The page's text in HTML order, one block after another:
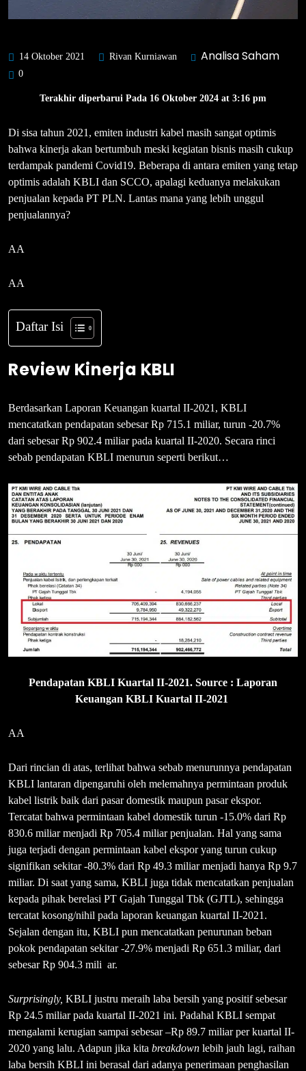
14 Oktober 2021 Rivan Kurniawan Analisa Saham
0
Terakhir diperbarui Pada 16 Oktober 2024 at 3:16 pm
Di sisa tahun 2021, emiten industri kabel masih sangat optimis
bahwa kinerja akan bertumbuh meski kegiatan bisnis masih cukup
terdampak pandemi Covid19. Beberapa di antara emiten yang tetap
optimis adalah KBLI dan SCCO, apalagi keduanya melakukan
penjualan kepada PT PLN. Lantas mana yang lebih unggul
penjualannya?
AA
AA
Daftar Isi
Review Kinerja KBLI
Berdasarkan Laporan Keuangan kuartal II-2021, KBLI
mencatatkan pendapatan sebesar Rp 715.1 miliar, turun -20.7%
dari sebesar Rp 902.4 miliar pada kuartal II-2020. Secara rinci
sebab pendapatan KBLI menurun seperti berikut…
Pendapatan KBLI Kuartal II-2021. Source : Laporan
Keuangan KBLI Kuartal II-2021
AA
Dari rincian di atas, terlihat bahwa sebab menurunnya pendapatan
KBLI lantaran dipengaruhi oleh melemahnya permintaan produk
kabel listrik baik dari pasar domestik maupun pasar ekspor.
Tercatat bahwa permintaan kabel domestik turun -15.0% dari Rp
830.6 miliar menjadi Rp 705.4 miliar penjualan. Hal yang sama
juga terjadi dengan permintaan kabel ekspor yang turun cukup
signifikan sekitar -80.3% dari Rp 49.3 miliar menjadi hanya Rp 9.7
miliar. Di saat yang sama, KBLI juga tidak mencatatkan penjualan
kepada pihak berelasi PT Gajah Tunggal Tbk (GJTL), sehingga
tercatat kosong/nihil pada laporan keuangan kuartal II-2021.
Sejalan dengan itu, KBLI pun mencatatkan penurunan beban
pokok pendapatan sekitar -27.9% menjadi Rp 651.3 miliar, dari
sebesar Rp 904.3 mili ar.
Surprisingly, KBLI justru meraih laba bersih yang positif sebesar
Rp 24.5 miliar pada kuartal II-2021 ini. Padahal KBLI sempat
mengalami kerugian sampai sebesar –Rp 89.7 miliar per kuartal II-
2020 yang lalu. Adapun jika kita breakdown lebih jauh lagi, raihan
laba bersih KBLI ini berasal dari adanya penerimaan penghasilan